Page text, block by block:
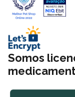
Somos